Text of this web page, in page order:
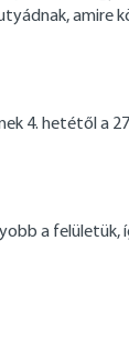
amire
4. hetétől
a